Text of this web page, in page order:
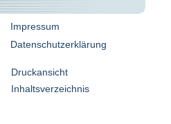
Impressum
Datenschutzerklärung
Druckansicht
Inhaltsverzeichnis